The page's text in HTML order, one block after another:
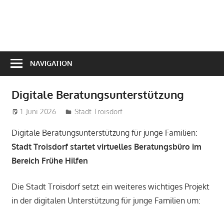
NAVIGATION
Digitale Beratungsunterstützung
1. Juni 2026 treffpunkt
Stadt Troisdorf
Digitale Beratungsunterstützung für junge Familien:
Stadt Troisdorf startet virtuelles Beratungsbüro im
Bereich Frühe Hilfen
Die Stadt Troisdorf setzt ein weiteres wichtiges Projekt
in der digitalen Unterstützung für junge Familien um: